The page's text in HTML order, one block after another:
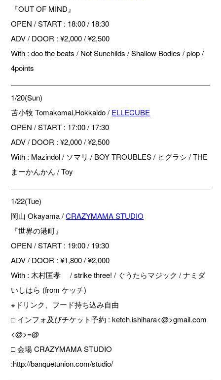
『OUT OF MIND』
OPEN / START : 18:00 / 18:30
ADV / DOOR : ¥2,000 / ¥2,500
With : doo the beats / Not Sunchilds / Shallow Bodies / plop /
4points
1/20(Sun)
苫小牧 Tomakomai,Hokkaido /ELLECUBE
OPEN / START : 17:00 / 17:30
ADV / DOOR : ¥2,000 / ¥2,500
With : Mazindol / ソマリ / BOY TROUBLES / ヒグラシ / THE
まーかんかん / Toy
1/22(Tue)
岡山 Okayama /CRAZYMAMA STUDIO
『世界の港町』
OPEN / START : 19:00 / 19:30
ADV / DOOR : ¥1,800 / ¥2,000
With : 木村匡孝 / strike three! / ぐうたらマジック / ナミダ
いしはら (from ケッチ)
※ドリンク、フード持ち込み自由
□ インフォ及びチケット予約 : ketch.ishihara<@>gmail.com
<@>=@
□ 会場 CRAZYMAMA STUDIO
:http://banquetunion.com/studio/